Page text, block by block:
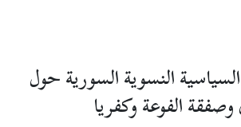
النسوية السورية حول
الفوعة وكفريا